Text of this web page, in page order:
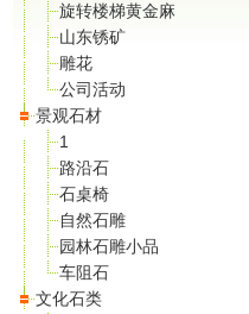
旋转楼梯黄金麻
山东锈矿
雕花
公司活动
景观石材
1
路沿石
石桌椅
自然石雕
园林石雕小品
车阻石
文化石类